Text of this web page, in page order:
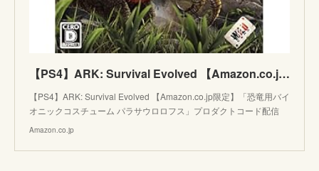
【PS4】ARK: Survival Evolved 【Amazon.co.jp限定】「恐竜用バイオニックコスチューム パラサウロロフス」プロダクトコード配信
【PS4】ARK: Survival Evolved 【Amazon.co.jp限定】「恐竜用バイ
オニックコスチューム パラサウロロフス」プロダクトコード配信
Amazon.co.jp